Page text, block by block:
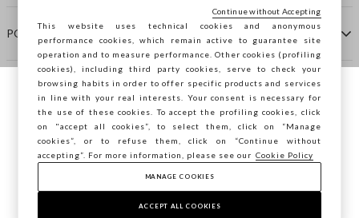
POMOC
FIRMA
KONTAKTY
Copyright © Ovs S.p.A. P.Iva 04240010274 - Cap. Soc.
290.923.470 -2.4.0
Przeglądasz STEFANEL Italia, chcesz
zapisać swoją lokalizację?
POTWIERDŹ
This website uses technical cookies and anonymous
performance cookies, which remain active to guarantee site
operation and to measure performance. Other cookies (profiling
cookies), including third party cookies, serve to check your
browsing habits in order to offer specific products and services
in line with your real interests. Your consent is necessary for
the use of these cookies. To accept the profiling cookies, click
on "accept all cookies”, to select them, click on “Manage
cookies”, or to refuse them, click on “Continue without
accepting”. For more information, please see our Cookie Policy
MANAGE COOKIES
ACCEPT ALL COOKIES
Continue without Accepting